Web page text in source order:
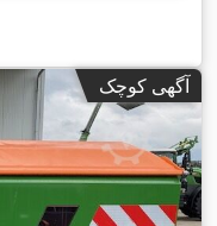
آگهی کوچک